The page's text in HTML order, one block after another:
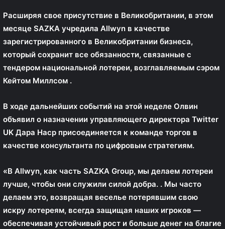
Расширяя свое присутствие в Великобритании, в этом
месяце SAZKA учредила Allwyn в качестве
зарегистрированного в Великобритании бизнеса,
который сохранит все обязанности, связанные с
тендером национальной лотереи, возглавляемым сэром
Кейтом Миллсом .
В ходе дальнейших событий на этой неделе Олвин
объявил о назначении управляющего директора Twitter
UK Дара Наср присоединяется к команде торгов в
качестве консультанта по цифровым стратегиям.
«В Allwyn, как часть SAZKA Group, мы делаем лотереи
лучше, чтобы они служили силой добра. . Мы часто
делаем это, возвращая веселье потерявшим свою
искру лотереям, всегда защищая наших игроков —
обеспечивая устойчивый рост и больше денег на благие